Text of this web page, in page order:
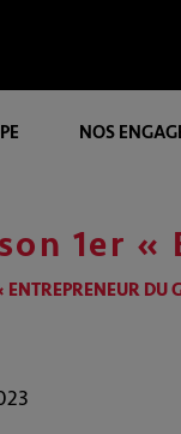
NOS
1er «
DU